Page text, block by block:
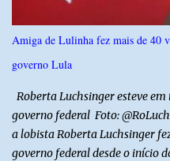
enfrentamento às drogas e a
campanha, o líder religioso
lideranças da Assembleia de
Assembleia de Deus possui
Amiga de Lulinha fez mais de 40
governo Lula
Roberta Luchsinger esteve
governo federal Foto:
a lobista Roberta Luchsinger
governo federal desde o início